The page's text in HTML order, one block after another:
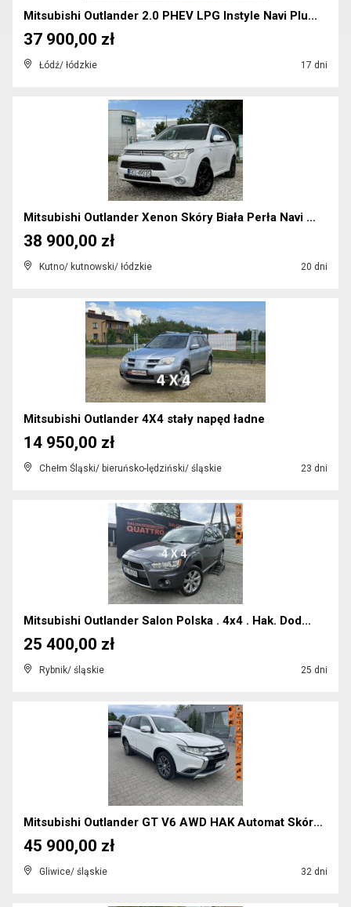
Mitsubishi Outlander 2.0 PHEV LPG Instyle Navi Plu...
Łódź/ łódzkie 17 dni
37 900,00 zł
Mitsubishi Outlander Xenon Skóry Biała Perła Navi ...
Kutno/ kutnowski/ łódzkie 20 dni
38 900,00 zł
Mitsubishi Outlander 4X4 stały napęd ładne
Chełm Śląski/ bieruńsko-lędziński/ śląskie 23 dni
14 950,00 zł
Mitsubishi Outlander Salon Polska . 4x4 . Hak. Dod...
Rybnik/ śląskie 25 dni
25 400,00 zł
Mitsubishi Outlander GT V6 AWD HAK Automat Skóra K...
Gliwice/ śląskie 32 dni
45 900,00 zł